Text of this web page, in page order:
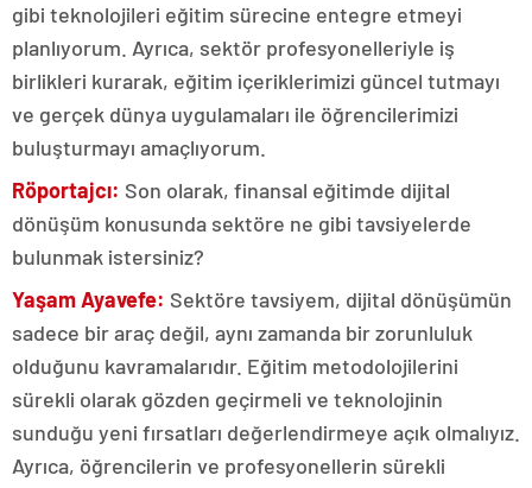
gibi teknolojileri eğitim sürecine entegre etmeyi
planlıyorum. Ayrıca, sektör profesyonelleriyle iş
birlikleri kurarak, eğitim içeriklerimizi güncel tutmayı
ve gerçek dünya uygulamaları ile öğrencilerimizi
buluşturmayı amaçlıyorum.
Röportajcı: Son olarak, finansal eğitimde dijital
dönüşüm konusunda sektöre ne gibi tavsiyelerde
bulunmak istersiniz?
Yaşam Ayavefe: Sektöre tavsiyem, dijital dönüşümün
sadece bir araç değil, aynı zamanda bir zorunluluk
olduğunu kavramalarıdır. Eğitim metodolojilerini
sürekli olarak gözden geçirmeli ve teknolojinin
sunduğu yeni fırsatları değerlendirmeye açık olmalıyız.
Ayrıca, öğrencilerin ve profesyonellerin sürekli